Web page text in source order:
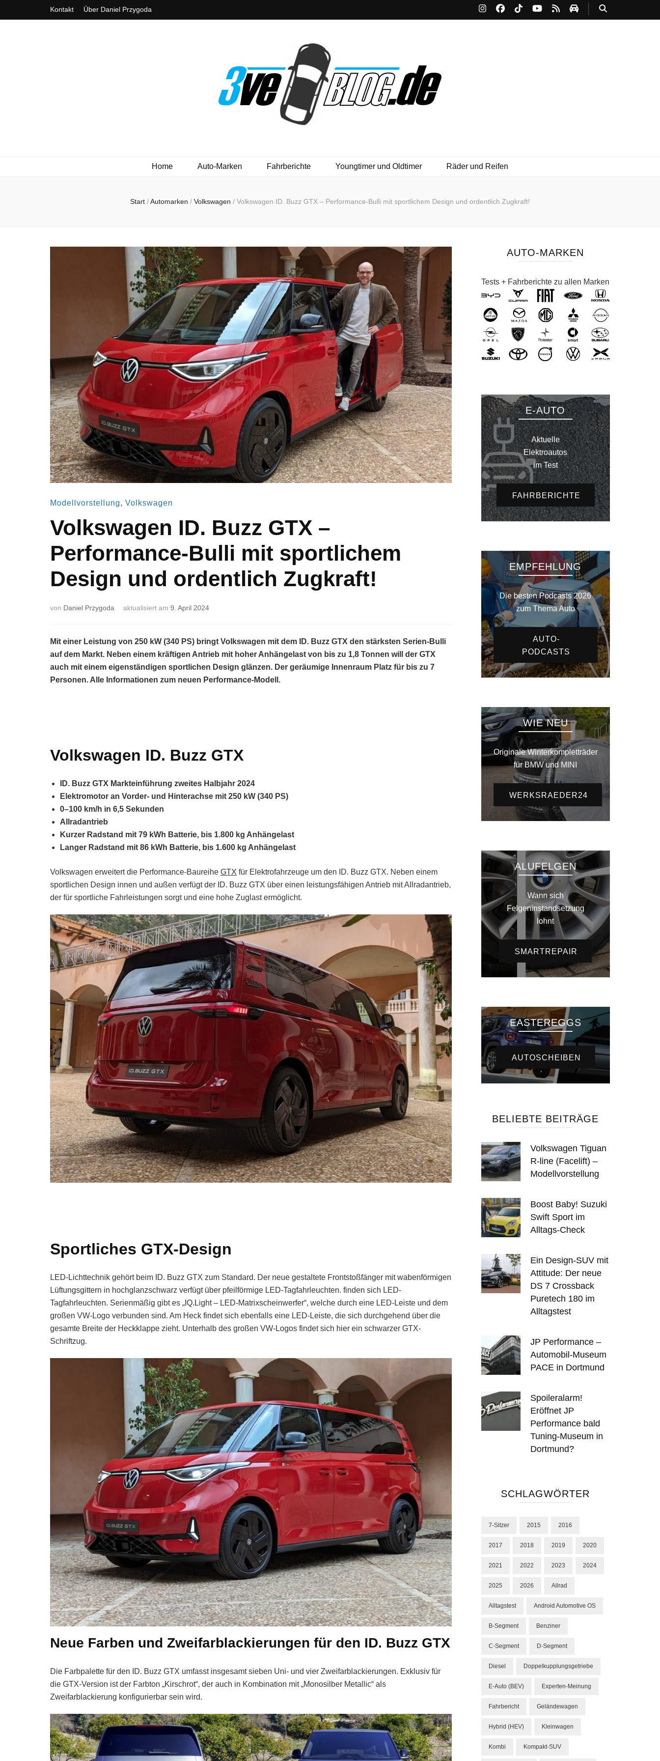
Kontakt Über Daniel Przygoda
Home Auto-Marken Fahrberichte Youngtimer und Oldtimer Räder und Reifen
Start /Automarken / Volkswagen / Volkswagen ID. Buzz GTX – Performance-Bulli mit sportlichem Design und ordentlich Zugkraft!
Modellvorstellung, Volkswagen
Volkswagen ID. Buzz GTX –
Performance-Bulli mit sportlichem
Design und ordentlich Zugkraft!
von Daniel Przygoda aktualisiert am 9. April 2024
Mit einer Leistung von 250 kW (340 PS) bringt Volkswagen mit dem ID. Buzz GTX den stärksten Serien-Bulli
auf dem Markt. Neben einem kräftigen Antrieb mit hoher Anhängelast von bis zu 1,8 Tonnen will der GTX
auch mit einem eigenständigen sportlichen Design glänzen. Der geräumige Innenraum Platz für bis zu 7
Personen. Alle Informationen zum neuen Performance-Modell.
Volkswagen ID. Buzz GTX
ID. Buzz GTX Markteinführung zweites Halbjahr 2024
Elektromotor an Vorder- und Hinterachse mit 250 kW (340 PS)
0–100 km/h in 6,5 Sekunden
Allradantrieb
Kurzer Radstand mit 79 kWh Batterie, bis 1.800 kg Anhängelast
Langer Radstand mit 86 kWh Batterie, bis 1.600 kg Anhängelast
Volkswagen erweitert die Performance-Baureihe GTX für Elektrofahrzeuge um den ID. Buzz GTX. Neben einem
sportlichen Design innen und außen verfügt der ID. Buzz GTX über einen leistungsfähigen Antrieb mit Allradantrieb,
der für sportliche Fahrleistungen sorgt und eine hohe Zuglast ermöglicht.
Sportliches GTX-Design
LED-Lichttechnik gehört beim ID. Buzz GTX zum Standard. Der neue gestaltete Frontstoßfänger mit wabenförmigen
Lüftungsgittern in hochglanzschwarz verfügt über pfeilförmige LED-Tagfahrleuchten. finden sich LED-
Tagfahrleuchten. Serienmäßig gibt es „IQ.Light – LED-Matrixscheinwerfer“, welche durch eine LED-Leiste und dem
großen VW-Logo verbunden sind. Am Heck findet sich ebenfalls eine LED-Leiste, die sich durchgehend über die
gesamte Breite der Heckklappe zieht. Unterhalb des großen VW-Logos findet sich hier ein schwarzer GTX-
Schriftzug.
Neue Farben und Zweifarblackierungen für den ID. Buzz GTX
Die Farbpalette für den ID. Buzz GTX umfasst insgesamt sieben Uni- und vier Zweifarblackierungen. Exklusiv für
die GTX-Version ist der Farbton „Kirschrot“, der auch in Kombination mit „Monosilber Metallic“ als
Zweifarblackierung konfigurierbar sein wird.
AUTO-MARKEN
Tests + Fahrberichte zu allen Marken
E-AUTO
Aktuelle
Elektroautos
im Test
FAHRBERICHTE
EMPFEHLUNG
Die besten Podcasts 2026
zum Thema Auto
AUTO-
PODCASTS
WIE NEU
Originale Winterkompletträder
für BMW und MINI
WERKSRAEDER24
ALUFELGEN
Wann sich
Felgeninstandsetzung
lohnt
SMARTREPAIR
EASTEREGGS
AUTOSCHEIBEN
BELIEBTE BEITRÄGE
Volkswagen Tiguan
R-line (Facelift) –
Modellvorstellung
Boost Baby! Suzuki
Swift Sport im
Alltags-Check
Ein Design-SUV mit
Attitude: Der neue
DS 7 Crossback
Puretech 180 im
Alltagstest
JP Performance –
Automobil-Museum
PACE in Dortmund
Spoileralarm!
Eröffnet JP
Performance bald
Tuning-Museum in
Dortmund?
SCHLAGWÖRTER
7-Sitzer 2015 2016
2017 2018 2019 2020
2021 2022 2023 2024
2025 2026 Allrad
Alltagstest Android Automotive OS
B-Segment Benziner
C-Segment D-Segment
Diesel Doppelkupplungsgetriebe
E-Auto (BEV) Experten-Meinung
Fahrbericht Geländewagen
Hybrid (HEV) Kleinwagen
Kombi Kompakt-SUV